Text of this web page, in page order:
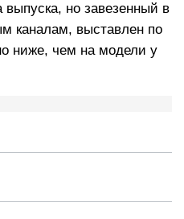
выпуска, но завезенный в
каналам, выставлен по
ниже, чем на модели у